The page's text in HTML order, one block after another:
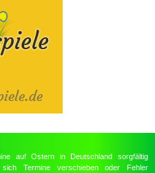
auf Ostern in Deutschland sorgfältig
Termine verschieben oder Fehler